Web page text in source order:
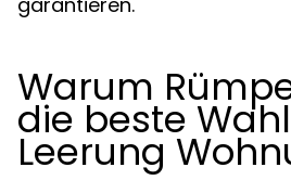
Warum
die beste
Leerung